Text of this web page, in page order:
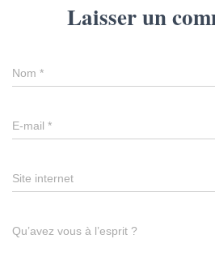
Laisser un
Nom *
E-mail *
Site internet
Qu’avez vous à l’esprit ?